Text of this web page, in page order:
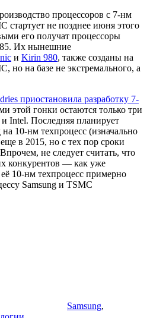
процессоров с 7-нм
стартует не позднее июня этого
его получат процессоры
Их нынешние
и Kirin 980, также созданы на
но на базе не экстремального, а
приостановила разработку 7-
этой гонки остаются только три
Intel. Последняя планирует
на 10-нм техпроцесс (изначально
в 2015, но с тех пор сроки
не следует считать, что
конкурентов — как уже
10-нм техпроцесс примерно
Samsung и TSMC
Samsung,